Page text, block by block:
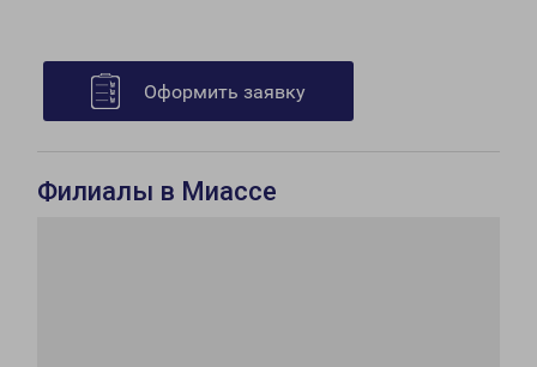
Оформить заявку
Филиалы в Миассе